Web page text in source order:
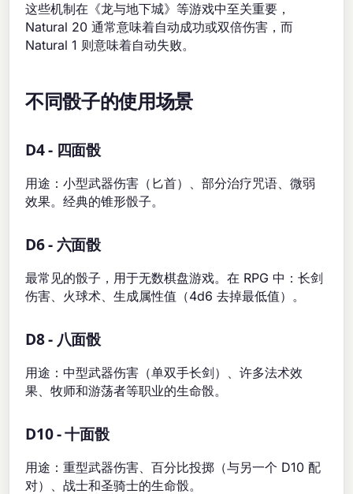
这些机制在《龙与地下城》等游戏中至关重要，
Natural 20 通常意味着自动成功或双倍伤害，而
Natural 1 则意味着自动失败。
不同骰子的使用场景
D4 - 四面骰
用途：小型武器伤害（匕首）、部分治疗咒语、微弱
效果。经典的锥形骰子。
D6 - 六面骰
最常见的骰子，用于无数棋盘游戏。在 RPG 中：长剑
伤害、火球术、生成属性值（4d6 去掉最低值）。
D8 - 八面骰
用途：中型武器伤害（单双手长剑）、许多法术效
果、牧师和游荡者等职业的生命骰。
D10 - 十面骰
用途：重型武器伤害、百分比投掷（与另一个 D10 配
对）、战士和圣骑士的生命骰。